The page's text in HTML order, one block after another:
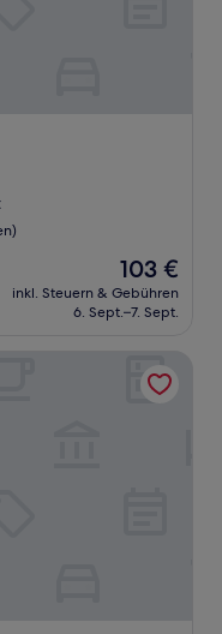
Der
Preis
beträgt
103 €
inkl. Steuern & Gebühren
6. Sept.–7. Sept.